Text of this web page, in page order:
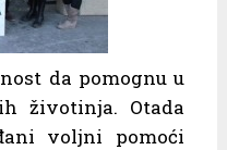
da pomognu u
životinja. Otada
voljni pomoći